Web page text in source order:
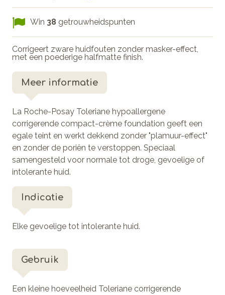
Win 38 getrouwheidspunten
Corrigeert zware huidfouten zonder masker-effect,
met een poederige halfmatte finish.
Meer informatie
La Roche-Posay Toleriane hypoallergene
corrigerende compact-crème foundation geeft een
egale teint en werkt dekkend zonder "plamuur-effect"
en zonder de poriën te verstoppen. Speciaal
samengesteld voor normale tot droge, gevoelige of
intolerante huid.
Indicatie
Elke gevoelige tot intolerante huid.
Gebruik
Een kleine hoeveelheid Toleriane corrigerende